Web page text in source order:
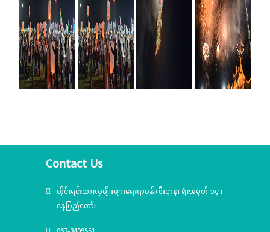
Contact Us
တိုင်းရင်းသားလူမျိုးများရေးရာဝန်ကြီးဌာန၊ ရုံးအမှတ် ၁၄ ၊
နေပြည်တော်။